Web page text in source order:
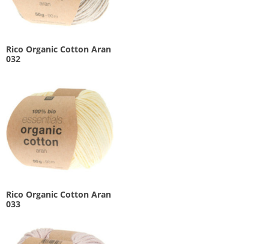
Rico Organic Cotton Aran
032
Rico Organic Cotton Aran
033